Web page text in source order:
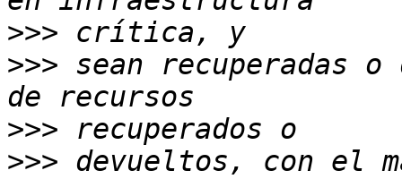
>>>
>>> sean recuperadas
>>>
>>> devueltos, con el